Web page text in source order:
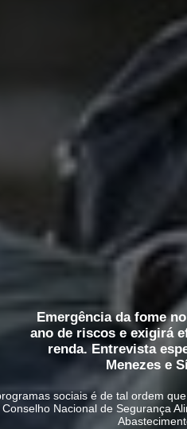
Emergência da fome
ano de riscos e exigirá
renda. Entrevista
Menezes e
sociais é de tal ordem
Nacional de Segurança